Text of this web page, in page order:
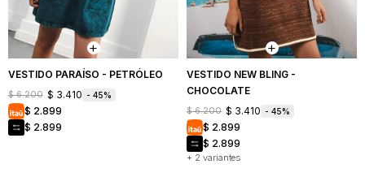
VESTIDO PARAÍSO - PETRÓLEO
$ 6.200 $ 3.410 45
$ 2.899
$ 2.899
VESTIDO NEW BLING -
CHOCOLATE
+ 2 variantes
$ 6.200 $ 3.410 45
$ 2.899
$ 2.899